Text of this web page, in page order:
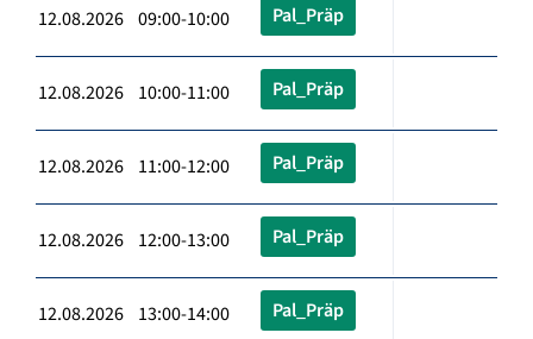
12.08.2026 09:00-10:00 Pal_Präp
12.08.2026 10:00-11:00 Pal_Präp
12.08.2026 11:00-12:00 Pal_Präp
12.08.2026 12:00-13:00 Pal_Präp
12.08.2026 13:00-14:00 Pal_Präp